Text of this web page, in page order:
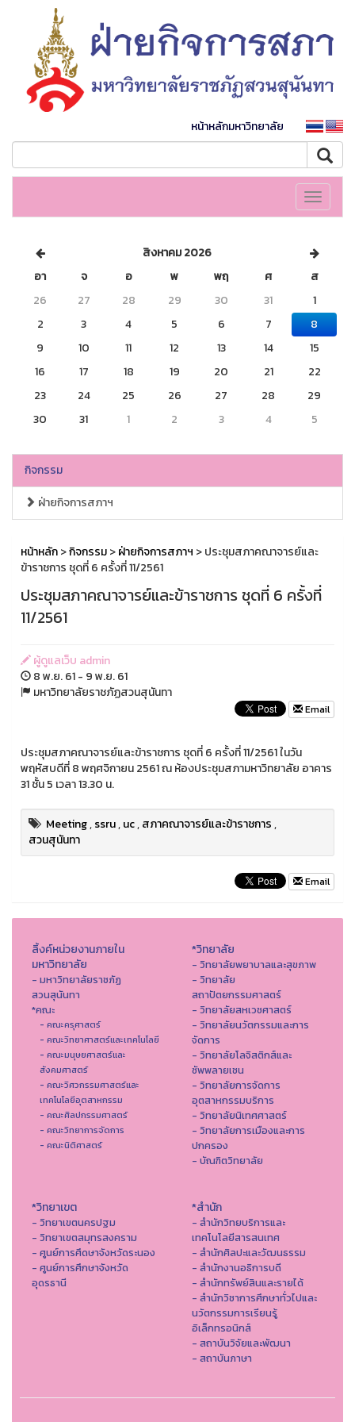
หน้าหลักมหาวิทยาลัย
Toggle
สิงหาคม 2026
อา
จ อ พ พฤ ศ
ส
26
27 28 29 30 31
1
2
3 4 5 6 7
8
9
10 11 12 13 14
15
16
17 18 19 20 21
22
23
24 25 26 27 28
29
30
31 1 2 3 4 5
กิจกรรม
ฝ่ายกิจการสภาฯ
หน้าหลัก>กิจกรรม>ฝ่ายกิจการสภาฯ > ประชุมสภาคณาจารย์และ
ข้าราชการ ชุดที่ 6 ครั้งที่ 11/2561
ประชุมสภาคณาจารย์และข้าราชการ ชุดที่ 6 ครั้งที่
11/2561
ผู้ดูแลเว็บ admin
8 พ.ย. 61 - 9 พ.ย. 61
มหาวิทยาลัยราชภัฏสวนสุนันทา
Email
ประชุมสภาคณาจารย์และข้าราชการ ชุดที่ 6 ครั้งที่ 11/2561 ในวัน
พฤหัสบดีที่ 8 พฤศจิกายน 2561 ณ ห้องประชุมสภามหาวิทยาลัย อาคาร
31 ชั้น 5 เวลา 13.30 น.
Meeting,ssru,uc,สภาคณาจารย์และข้าราชการ,
สวนสุนันทา
Email
ลิ้งค์หน่วยงานภายใน
มหาวิทยาลัย
- มหาวิทยาลัยราชภัฏ
สวนสุนันทา
*คณะ
- คณะครุศาสตร์
- คณะวิทยาศาสตร์และเทคโนโลยี
- คณะมนุษยศาสตร์และ
สังคมศาสตร์
- คณะวิศวกรรมศาสตร์และ
เทคโนโลยีอุตสาหกรรม
- คณะศิลปกรรมศาสตร์
- คณะวิทยาการจัดการ
- คณะนิติศาสตร์
*วิทยาลัย
- วิทยาลัยพยาบาลและสุขภาพ
- วิทยาลัย
สถาปัตยกรรมศาสตร์
- วิทยาลัยสหเวชศาสตร์
- วิทยาลัยนวัตกรรมและการ
จัดการ
- วิทยาลัยโลจิสติกส์และ
ซัพพลายเชน
- วิทยาลัยการจัดการ
อุตสาหกรรมบริการ
- วิทยาลัยนิเทศศาสตร์
- วิทยาลัยการเมืองและการ
ปกครอง
- บัณฑิตวิทยาลัย
*วิทยาเขต
- วิทยาเขตนครปฐม
- วิทยาเขตสมุทรสงคราม
- ศูนย์การศึดษาจังหวัดระนอง
- ศูนย์การศึกษาจังหวัด
อุดรธานี
*สำนัก
- สำนักวิทยบริการและ
เทคโนโลยีสารสนเทศ
- สํานักศิลปะและวัฒนธรรม
- สำนักงานอธิการบดี
- สำนักทรัพย์สินและรายได้
- สำนักวิชาการศึกษาทั่วไปและ
นวัตกรรมการเรียนรู้
อิเล็กทรอนิกส์
- สถาบันวิจัยและพัฒนา
- สถาบันภาษา